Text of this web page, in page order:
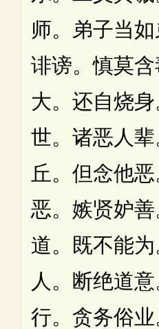
师。弟子当
诽谤。慎莫
大。还自烧
世。诸恶人
丘。但念他
恶。嫉贤妒
道。既不能
人。断绝道
行。贪务俗业